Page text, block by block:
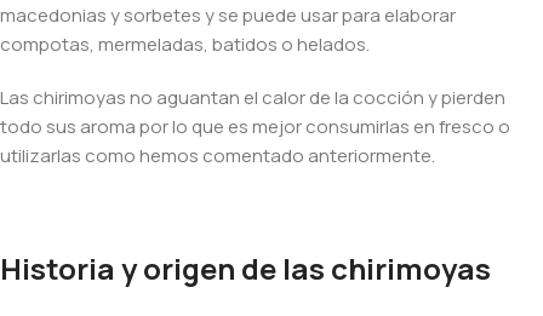
macedonias y sorbetes y se puede usar para elaborar
compotas, mermeladas, batidos o helados.
Las chirimoyas no aguantan el calor de la cocción y pierden
todo sus aroma por lo que es mejor consumirlas en fresco o
utilizarlas como hemos comentado anteriormente.
Historia y origen de las chirimoyas